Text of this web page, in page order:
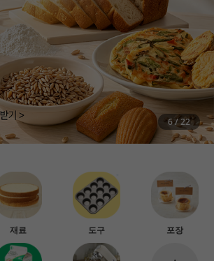
6/22
재료 도구 포장